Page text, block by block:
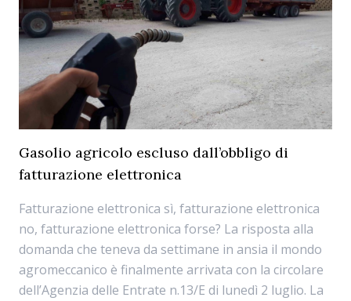
Gasolio agricolo escluso dall’obbligo di
fatturazione elettronica
Fatturazione elettronica sì, fatturazione elettronica
no, fatturazione elettronica forse? La risposta alla
domanda che teneva da settimane in ansia il mondo
agromeccanico è finalmente arrivata con la circolare
dell’Agenzia delle Entrate n.13/E di lunedì 2 luglio. La